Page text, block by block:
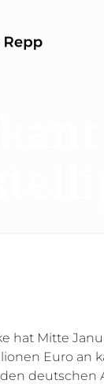
hat Mitte
Euro an
deutschen